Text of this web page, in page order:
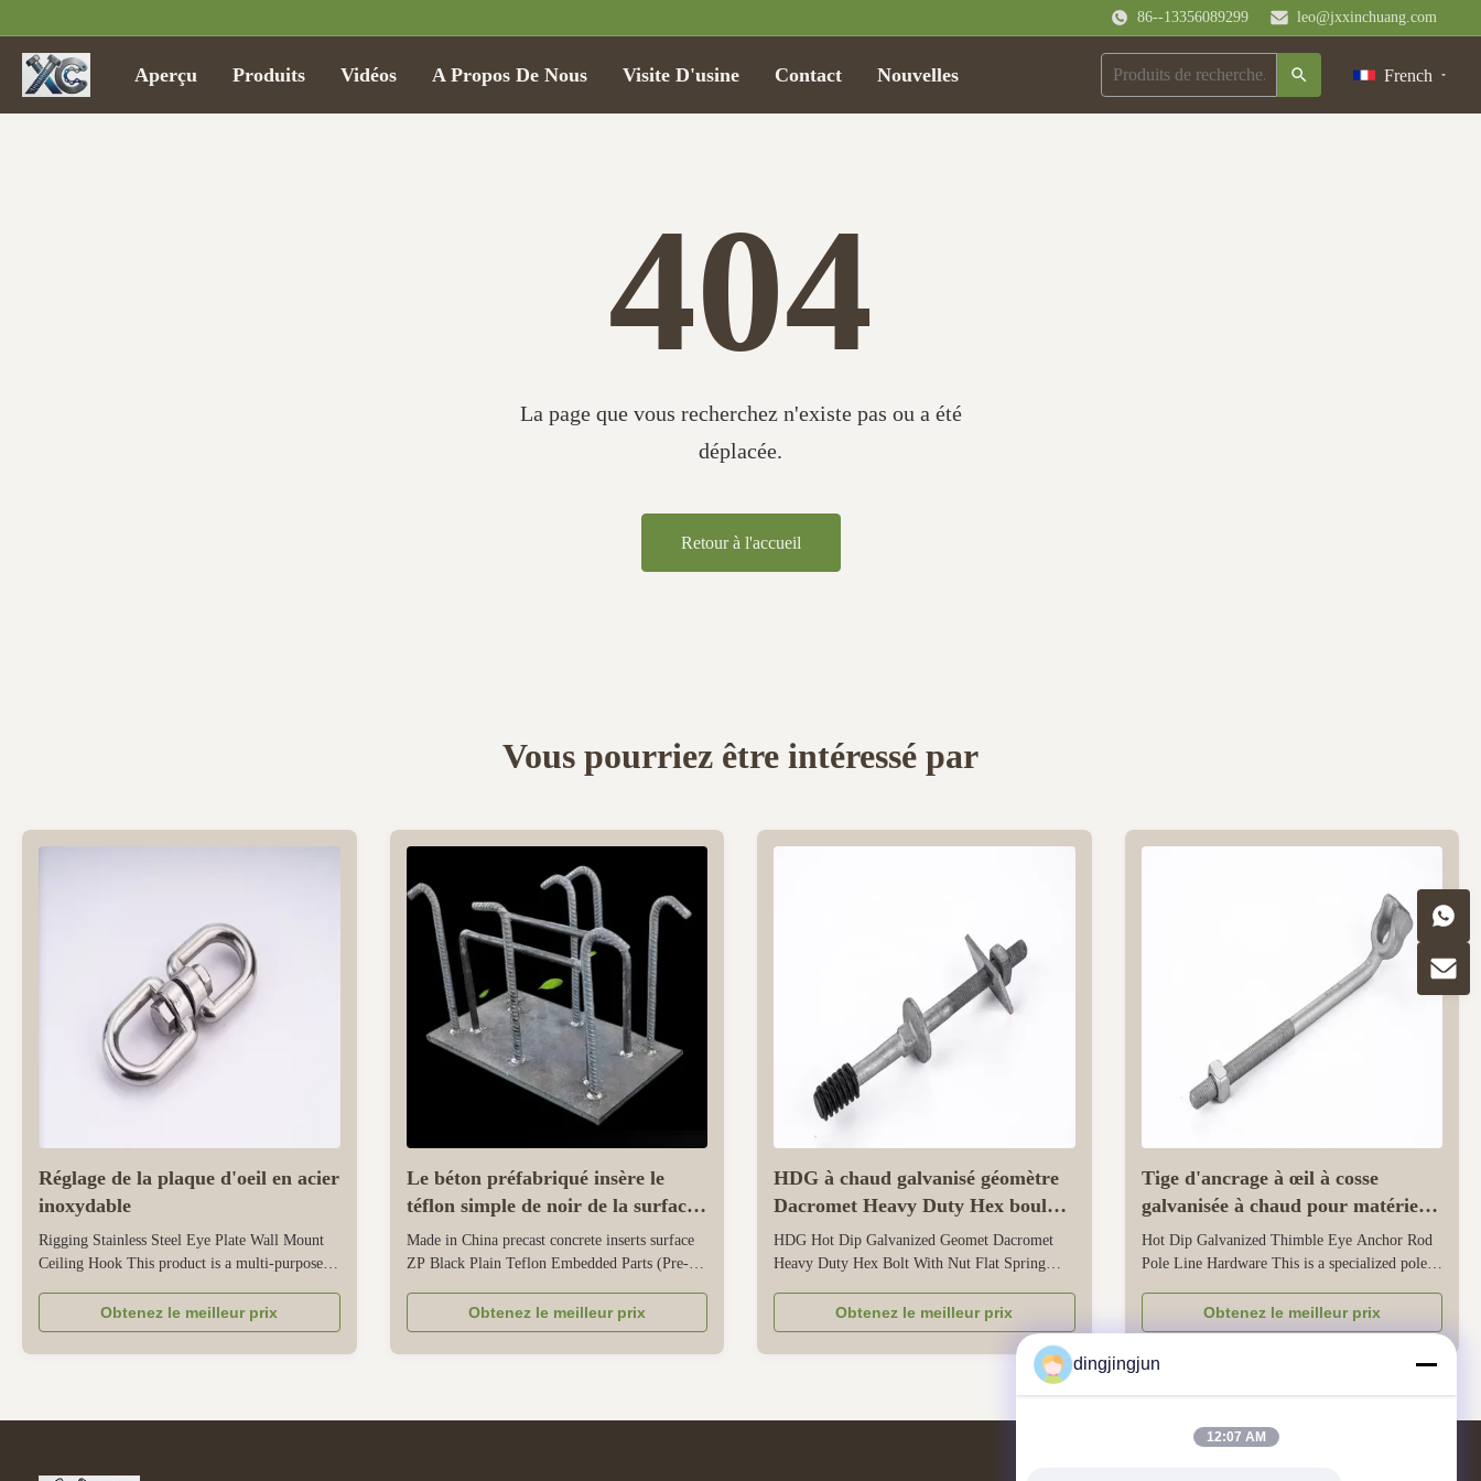
86--13356089299 leo@jxxinchuang.com
Aperçu Produits Vidéos A Propos De Nous Visite D'usine Contact Nouvelles French
404
La page que vous recherchez n'existe pas ou a été
déplacée.
Retour à l'accueil
Vous pourriez être intéressé par
Réglage de la plaque d'oeil en acier
inoxydable
Rigging Stainless Steel Eye Plate Wall Mount
Ceiling Hook This product is a multi-purpose
wall mount, and ceiling hook, all crafted from
stainless steel. Its stainless steel construction
delivers strong corrosion resistance, making it
Obtenez le meilleur prix
Le béton préfabriqué insère le
téflon simple de noir de la surface
ZP anticorrosion
Made in China precast concrete inserts surface
ZP Black Plain Teflon Embedded Parts (Pre-
Embedded parts are structural elements cast into
concrete to provide anchorage for later
connections, such as equipment supports, steel
Obtenez le meilleur prix
HDG à chaud galvanisé géomètre
Dacromet Heavy Duty Hex boulon
avec écrousse lave-linge à ressort
plat
HDG Hot Dip Galvanized Geomet Dacromet
Heavy Duty Hex Bolt With Nut Flat Spring
designed for reliable and durable connections in
industrial, building, and outdoor environments.
It includes a hexagonal bolt, matching nut, flat
Obtenez le meilleur prix
Tige d'ancrage à œil à cosse
galvanisée à chaud pour matériel
de poteau
Hot Dip Galvanized Thimble Eye Anchor Rod
Pole Line Hardware This is a specialized pole
overhead power and communication lines onto
power poles. Its hot-dip galvanized surface
Obtenez le meilleur prix
dingjingjun
12:07 AM